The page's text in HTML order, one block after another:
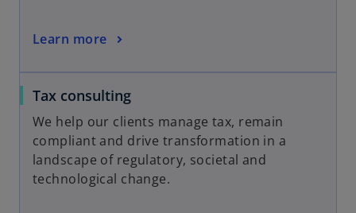
Learn more
Tax consulting
We help our clients manage tax, remain
compliant and drive transformation in a
landscape of regulatory, societal and
technological change.